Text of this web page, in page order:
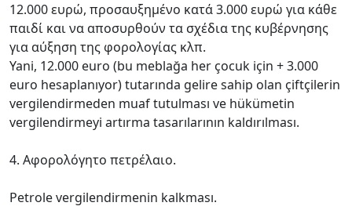
12.000 ευρώ, προσαυξημένο κατά 3.000 ευρώ για κάθε
παιδί και να αποσυρθούν τα σχέδια της κυβέρνησης
για αύξηση της φορολογίας κλπ.
Yani, 12.000 euro (bu meblağa her çocuk için + 3.000
euro hesaplanıyor) tutarında gelire sahip olan çiftçilerin
vergilendirmeden muaf tutulması ve hükümetin
vergilendirmeyi artırma tasarılarının kaldırılması.
4. Αφορολόγητο πετρέλαιο.
Petrole vergilendirmenin kalkması.